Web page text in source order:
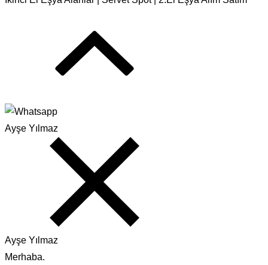
Ayşe Yılmaz
Ayşe Yılmaz
Merhaba.